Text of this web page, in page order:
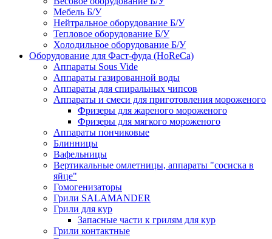
Мебель Б/У
Нейтральное оборудование Б/У
Тепловое оборудование Б/У
Холодильное оборудование Б/У
Оборудование для Фаст-фуда (HoReCa)
Аппараты Sous Vide
Аппараты газированной воды
Аппараты для спиральных чипсов
Аппараты и смеси для приготовления мороженого
Фризеры для жареного мороженого
Фризеры для мягкого мороженого
Аппараты пончиковые
Блинницы
Вафельницы
Вертикальные омлетницы, аппараты "сосиска в
яйце"
Гомогенизаторы
Грили SALAMANDER
Грили для кур
Запасные части к грилям для кур
Грили контактные